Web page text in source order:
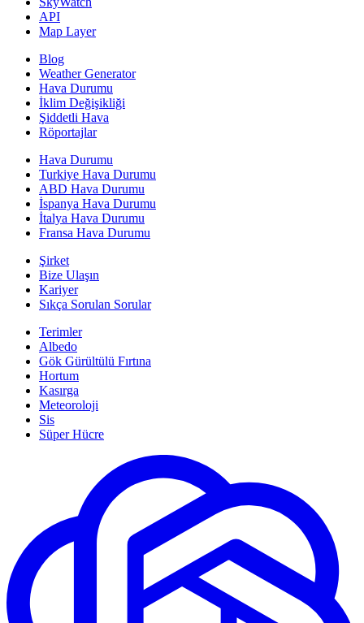
API
Map Layer
Blog
Weather Generator
Hava Durumu
İklim Değişikliği
Şiddetli Hava
Röportajlar
Hava Durumu
Turkiye Hava Durumu
ABD Hava Durumu
İspanya Hava Durumu
İtalya Hava Durumu
Fransa Hava Durumu
Şirket
Bize Ulaşın
Kariyer
Sıkça Sorulan Sorular
Terimler
Albedo
Gök Gürültülü Fırtına
Hortum
Kasırga
Meteoroloji
Sis
Süper Hücre